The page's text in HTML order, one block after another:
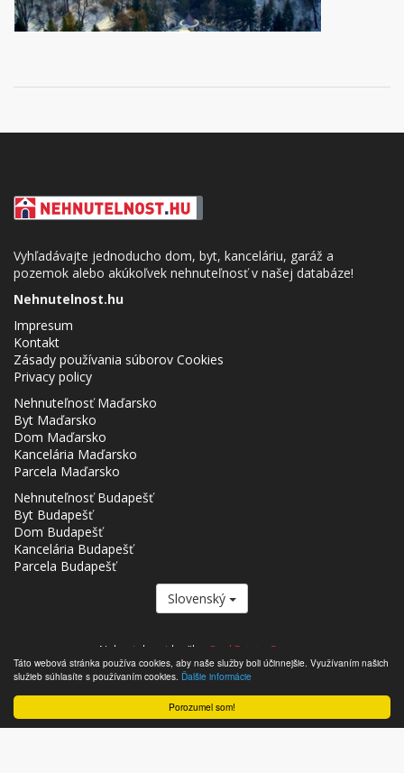
Porozumel som!
Táto webová stránka používa cookies, aby naše služby boli účinnejšie. Využívaním našich
služieb súhlasíte s používaním cookies. Ďalšie informácie
Vyhľadávajte jednoducho dom, byt, kanceláriu, garáž a
pozemok alebo akúkoľvek nehnuteľnosť v našej databáze!
Nehnutelnost.hu
Impresum
Kontakt
Zásady používania súborov Cookies
Privacy policy
Nehnuteľnosť Maďarsko
Byt Maďarsko
Dom Maďarsko
Kancelária Maďarsko
Parcela Maďarsko
Nehnuteľnosť Budapešť
Byt Budapešť
Dom Budapešť
Kancelária Budapešť
Parcela Budapešť
Slovenský
Nehnutelnost.hu člen Real Estate Group.
- Nehnutelnost.hu © 2026 Všetky práva vyhradené